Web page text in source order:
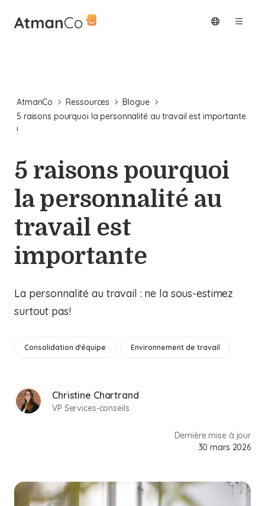
AtmanCo Ressources
Blogue
5 raisons pourquoi la personnalité au travail est importante
!
5 raisons pourquoi
la personnalité au
travail est
importante
La personnalité au travail : ne la sous-estimez
surtout pas!
Consolidation d'équipe Environnement de travail
Christine Chartrand
VP Services-conseils
Dernière mise à jour
30 mars 2026